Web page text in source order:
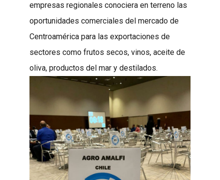
empresas regionales conociera en terreno las
oportunidades comerciales del mercado de
Centroamérica para las exportaciones de
sectores como frutos secos, vinos, aceite de
oliva, productos del mar y destilados.